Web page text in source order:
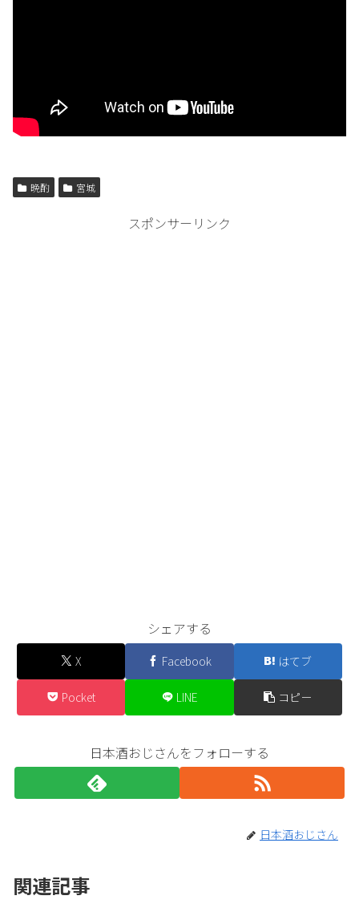
晩酌 宮城
スポンサーリンク
シェアする
X Facebook はてブ
Pocket LINE コピー
日本酒おじさんをフォローする
日本酒おじさん
関連記事